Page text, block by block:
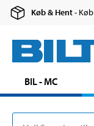
Køb & Hent-
BIL - MC